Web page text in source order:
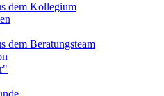
dem Kollegium
dem Beratungsteam